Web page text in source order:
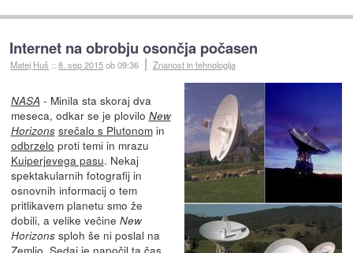
Internet na obrobju osončja počasen
Matej Huš ::8. sep 2015ob 09:36 Znanost in tehnologija
NASA - Minila sta skoraj dva
meseca, odkar se je plovilo New
Horizons srečalo s Plutonomin
odbrzelo proti temi in mrazu
Kuiperjevega pasu. Nekaj
spektakularnih fotografij in
osnovnih informacij o tem
pritlikavem planetu smo že
dobili, a velike večine New
Horizonssploh še ni poslal na